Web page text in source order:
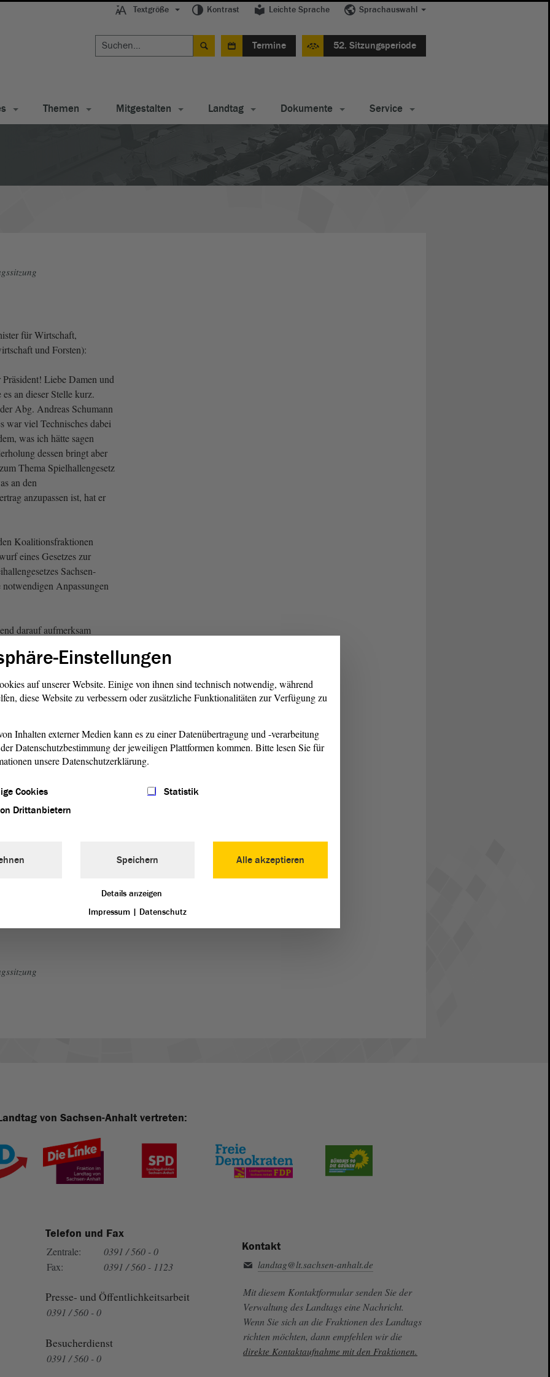
Textgröße Kontrast Leichte Sprache Sprachauswahl
Termine 52. Sitzungsperiode
Themen Mitgestalten Landtag Dokumente Service
für Wirtschaft,
und Forsten):
Präsident! Liebe Damen und
an dieser Stelle kurz.
Abg. Andreas Schumann
war viel Technisches dabei
was ich hätte sagen
dessen bringt aber
Thema Spielhallengesetz
an den
anzupassen ist, hat er
Koalitionsfraktionen
eines Gesetzes zur
Sachsen-
Anpassungen
darauf aufmerksam
Beschluss der
die Abgrenzung der
Ministerien in der Weise
geregelt ist, dass
in den Geschäftsbereich
Wirtschaft, Tourismus,
Forsten fällt.
des
für Wirtschaft und
April 2023 zu folgen. -
FDP)
von Sachsen-Anhalt vertreten:
Telefon und Fax
Zentrale:
0391 / 560 - 0
Fax:
0391 / 560 - 1123
Presse- und Öffentlichkeitsarbeit
0391 / 560 - 0
Besucherdienst
0391 / 560 - 0
Kontakt
landtag@lt.sachsen-anhalt.de
Mit diesem Kontaktformular senden Sie der
Verwaltung des Landtags eine Nachricht.
Wenn Sie sich an die Fraktionen des Landtags
richten möchten, dann empfehlen wir die
direkte Kontaktaufnahme mit den Fraktionen.
Einstellungen
auf unserer Website. Einige von ihnen sind technisch notwendig, während
diese Website zu verbessern oder zusätzliche Funktionalitäten zur Verfügung zu
Inhalten externer Medien kann es zu einer Datenübertragung und -verarbeitung
Datenschutzbestimmung der jeweiligen Plattformen kommen. Bitte lesen Sie für
unsere Datenschutzerklärung.
Cookies
Statistik
Drittanbietern
Alle akzeptieren
Speichern
Details anzeigen
Impressum | Datenschutz